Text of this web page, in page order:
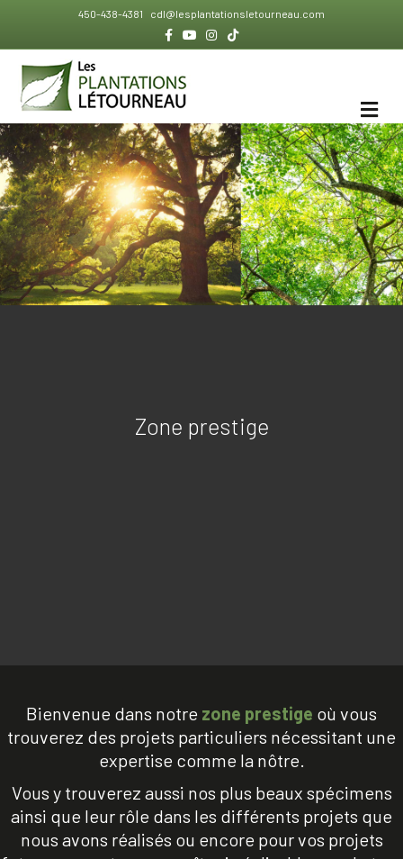
450-438-4381
cdl@lesplantationsletourneau.com
FacebookYoutubeInstagram
Tiktok
Zone prestige
Bienvenue dans notre zone prestige où vous
trouverez des projets particuliers nécessitant une
expertise comme la nôtre.
Vous y trouverez aussi nos plus beaux spécimens
ainsi que leur rôle dans les différents projets que
nous avons réalisés ou encore pour vos projets